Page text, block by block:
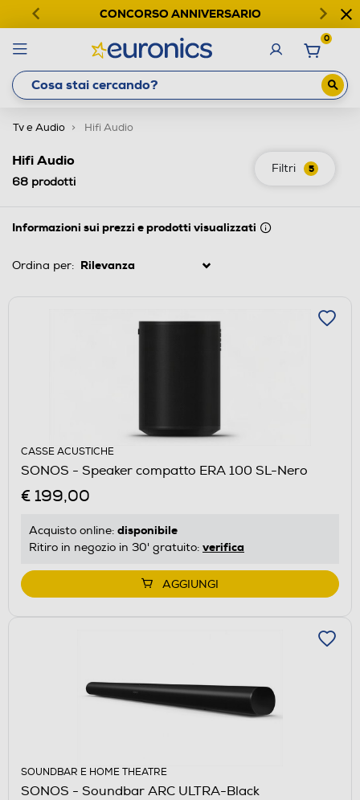
CONCORSO ANNIVERSARIO
0
Tv e Audio Hifi Audio
Filtri 5
Hifi Audio
68 prodotti
Informazioni sui prezzi e prodotti visualizzati
Ordina per:
CASSE ACUSTICHE
SONOS - Speaker compatto ERA 100 SL-Nero
€ 199,00
Acquisto online: disponibile
Ritiro in negozio in 30' gratuito: verifica
AGGIUNGI
SOUNDBAR E HOME THEATRE
SONOS - Soundbar ARC ULTRA-Black